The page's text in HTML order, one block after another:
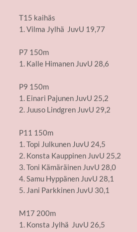
T15 kaihäs
1. Vilma Jylhä JuvU 19,77
P7 150m
1. Kalle Himanen JuvU 28,6
P9 150m
1. Einari Pajunen JuvU 25,2
2. Juuso Lindgren JuvU 29,2
P11 150m
1. Topi Julkunen JuvU 24,5
2. Konsta Kauppinen JuvU 25,2
3. Toni Kämäräinen JuvU 28,0
4. Samu Hyppänen JuvU 28,1
5. Jani Parkkinen JuvU 30,1
M17 200m
1. Konsta Jylhä JuvU 26,5